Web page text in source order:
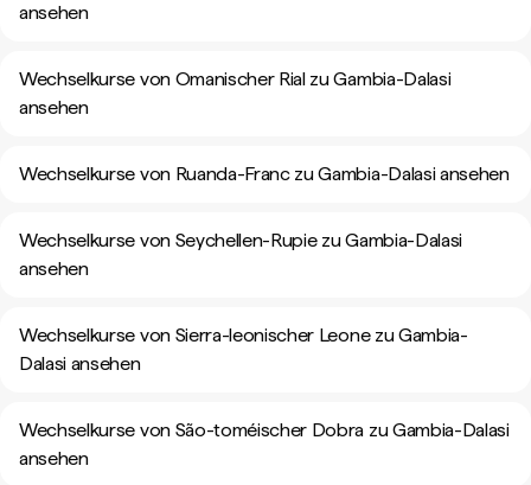
ansehen
Wechselkurse von Omanischer Rial zu Gambia-Dalasi
ansehen
Wechselkurse von Ruanda-Franc zu Gambia-Dalasi ansehen
Wechselkurse von Seychellen-Rupie zu Gambia-Dalasi
ansehen
Wechselkurse von Sierra-leonischer Leone zu Gambia-
Dalasi ansehen
Wechselkurse von São-toméischer Dobra zu Gambia-Dalasi
ansehen